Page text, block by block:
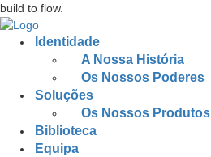
build to flow.
Identidade
A Nossa História
Os Nossos Poderes
Soluções
Os Nossos Produtos
Biblioteca
Equipa